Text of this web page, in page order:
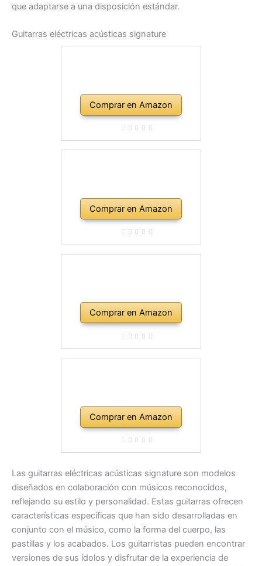
que adaptarse a una disposición estándar.
Guitarras eléctricas acústicas signature
Comprar en Amazon
Comprar en Amazon
Comprar en Amazon
Comprar en Amazon
Las guitarras eléctricas acústicas signature son modelos
diseñados en colaboración con músicos reconocidos,
reflejando su estilo y personalidad. Estas guitarras ofrecen
características específicas que han sido desarrolladas en
conjunto con el músico, como la forma del cuerpo, las
pastillas y los acabados. Los guitarristas pueden encontrar
versiones de sus ídolos y disfrutar de la experiencia de